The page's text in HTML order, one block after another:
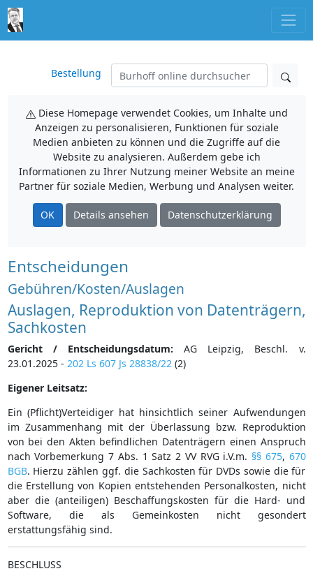
Bestellung
Diese Homepage verwendet Cookies, um Inhalte und
Anzeigen zu personalisieren, Funktionen für soziale
Medien anbieten zu können und die Zugriffe auf die
Website zu analysieren. Außerdem gebe ich
Informationen zu Ihrer Nutzung meiner Website an meine
Partner für soziale Medien, Werbung und Analysen weiter.
OK Details ansehen Datenschutzerklärung
Entscheidungen
Gebühren/Kosten/Auslagen
Auslagen, Reproduktion von Datenträgern,
Sachkosten
Gericht / Entscheidungsdatum: AG Leipzig, Beschl. v.
23.01.2025 - 202 Ls 607 Js 28838/22 (2)
Eigener Leitsatz:
Ein (Pflicht)Verteidiger hat hinsichtlich seiner Aufwendungen
im Zusammenhang mit der Überlassung bzw. Reproduktion
von bei den Akten befindlichen Datenträgern einen Anspruch
nach Vorbemerkung 7 Abs. 1 Satz 2 VV RVG i.V.m. §§ 675, 670
BGB. Hierzu zählen ggf. die Sachkosten für DVDs sowie die für
die Erstellung von Kopien entstehenden Personalkosten, nicht
aber die (anteiligen) Beschaffungskosten für die Hard- und
Software, die als Gemeinkosten nicht gesondert
erstattungsfähig sind.
BESCHLUSS